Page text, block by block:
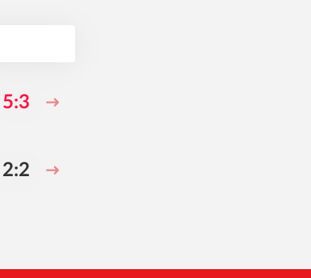
5:3
2:2